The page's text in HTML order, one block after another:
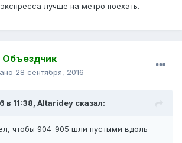
лучше на метро поехать.
Объездчик
28 сентября, 2016
в 11:38, Altaridey сказал:
чтобы 904-905 шли пустыми вдоль